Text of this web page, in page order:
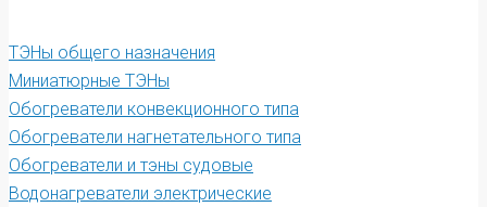
ТЭНы общего назначения
Миниатюрные ТЭНы
Обогреватели конвекционного типа
Обогреватели нагнетательного типа
Обогреватели и тэны судовые
Водонагреватели электрические